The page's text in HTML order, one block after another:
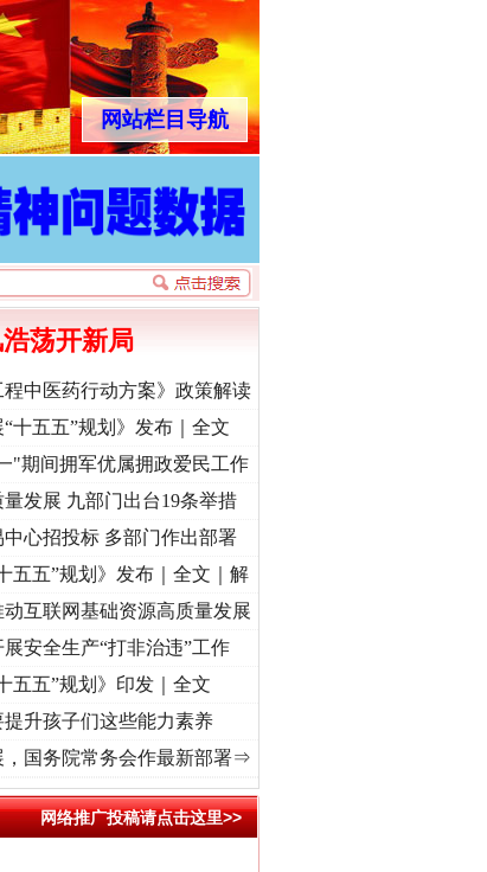
网站栏目导航
奋进复兴征程丨“转折之城”激荡..
荡开新局
程中医药行动方案》政策解读
“十五五”规划》发布｜全文
"期间拥军优属拥政爱民工作
发展 九部门出台19条举措
心招投标 多部门作出部署
五五”规划》发布｜全文｜解
互联网基础资源高质量发展
安全生产“打非治违”工作
五五”规划》印发｜全文
升孩子们这些能力素养
，国务院常务会作最新部署⇒
网络推广投稿请点击这里>>